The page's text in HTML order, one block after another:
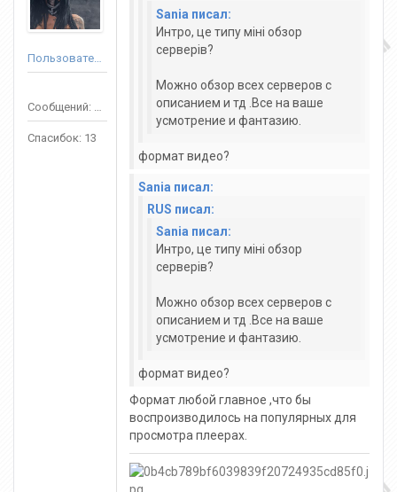
Пользователь
Сообщений: 107
Спасибок: 13
Sania писал:
Интро, це типу міні обзор
серверів?
Можно обзор всех серверов с
описанием и тд .Все на ваше
усмотрение и фантазию.
формат видео?
Sania писал:
RUS писал:
Sania писал:
Интро, це типу міні обзор
серверів?
Можно обзор всех серверов с
описанием и тд .Все на ваше
усмотрение и фантазию.
формат видео?
Формат любой главное ,что бы
воспроизводилось на популярных для
просмотра плеерах.